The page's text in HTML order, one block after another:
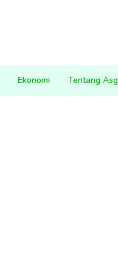
Ekonomi Tentang